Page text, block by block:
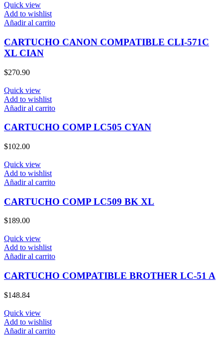
Quick view
Add to wishlist
Añadir al carrito
CARTUCHO CANON COMPATIBLE CLI-571C
XL CIAN
$270.90
Quick view
Add to wishlist
Añadir al carrito
CARTUCHO COMP LC505 CYAN
$102.00
Quick view
Add to wishlist
Añadir al carrito
CARTUCHO COMP LC509 BK XL
$189.00
Quick view
Add to wishlist
Añadir al carrito
CARTUCHO COMPATIBLE BROTHER LC-51 A
$148.84
Quick view
Add to wishlist
Añadir al carrito